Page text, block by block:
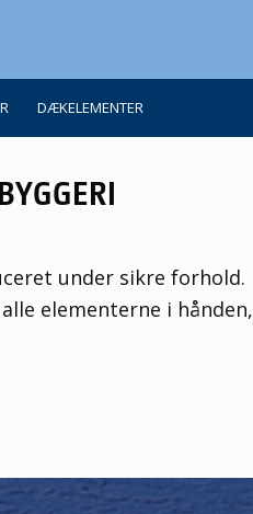
DÆKELEMENTER
under sikre forhold.
elementerne i hånden,